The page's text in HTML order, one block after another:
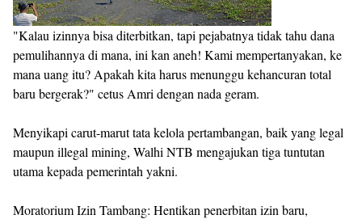
"Kalau izinnya bisa diterbitkan, tapi pejabatnya tidak tahu dana
pemulihannya di mana, ini kan aneh! Kami mempertanyakan, ke
mana uang itu? Apakah kita harus menunggu kehancuran total
baru bergerak?" cetus Amri dengan nada geram.
Menyikapi carut-marut tata kelola pertambangan, baik yang legal
maupun illegal mining, Walhi NTB mengajukan tiga tuntutan
utama kepada pemerintah yakni.
Moratorium Izin Tambang: Hentikan penerbitan izin baru,